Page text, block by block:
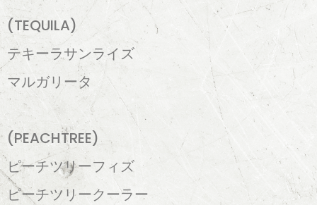
(TEQUILA)
テキーラサンライズ
マルガリータ
(PEACHTREE)
ピーチツリーフィズ
ピーチツリークーラー